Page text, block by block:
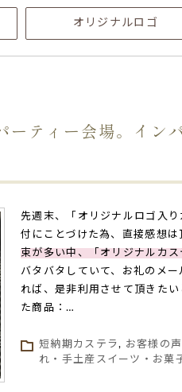
オリジナルロゴ
ーティー会場。イン
先週末、「オリジナルロゴ入
付にことづけた為、直接感想
束が多い中、「オリジナルカ
バタバタしていて、お礼のメ
れば、是非利用させて頂きた
た商品：…
短納期カステラ, お客様の
れ・手土産スイーツ・お菓